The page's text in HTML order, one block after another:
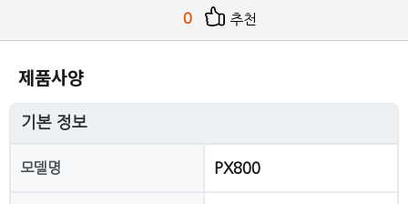
0 추천
제품사양
기본 정보
모델명 PX800